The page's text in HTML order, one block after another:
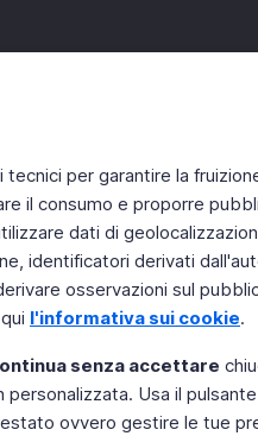
per garantire la
il consumo e proporre
dati di
identificatori derivati
osservazioni sul
l'informativa sui cookie.
senza accettare
personalizzata. Usa il
ovvero gestire le tue